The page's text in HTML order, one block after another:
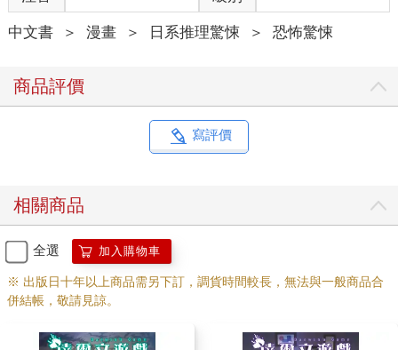
中文書 ＞ 漫畫 ＞ 日系推理驚悚 ＞ 恐怖驚悚
商品評價
寫評價
相關商品
全選 加入購物車
※ 出版日十年以上商品需另下訂，調貨時間較長，無法與一般商品合
併結帳，敬請見諒。